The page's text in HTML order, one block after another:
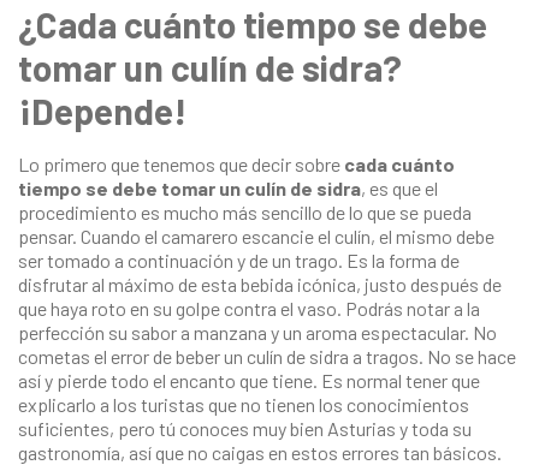
¿Cada cuánto tiempo se debe
tomar un culín de sidra?
¡Depende!
Lo primero que tenemos que decir sobre cada cuánto
tiempo se debe tomar un culín de sidra, es que el
procedimiento es mucho más sencillo de lo que se pueda
pensar. Cuando el camarero escancie el culín, el mismo debe
ser tomado a continuación y de un trago. Es la forma de
disfrutar al máximo de esta bebida icónica, justo después de
que haya roto en su golpe contra el vaso. Podrás notar a la
perfección su sabor a manzana y un aroma espectacular. No
cometas el error de beber un culín de sidra a tragos. No se hace
así y pierde todo el encanto que tiene. Es normal tener que
explicarlo a los turistas que no tienen los conocimientos
suficientes, pero tú conoces muy bien Asturias y toda su
gastronomía, así que no caigas en estos errores tan básicos.